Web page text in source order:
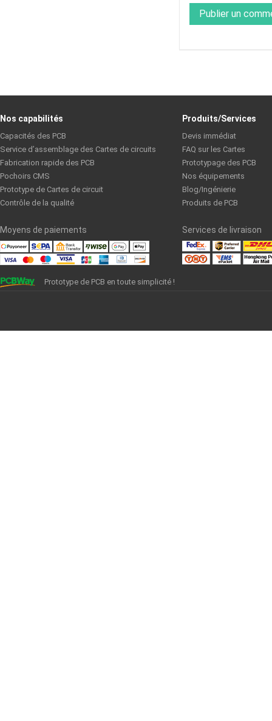
Publier un
Nos capabilités
Capacités des PCB
Service d’assemblage des Cartes de circuits
Fabrication rapide des PCB
Pochoirs CMS
Prototype de Cartes de circuit
Contrôle de la qualité
Produits/Services
Devis immédiat
FAQ sur les Cartes
Prototypage des PCB
Nos équipements
Blog/Ingénierie
Produits de PCB
Moyens de paiements Services de livraison
Prototype de PCB en toute simplicité !